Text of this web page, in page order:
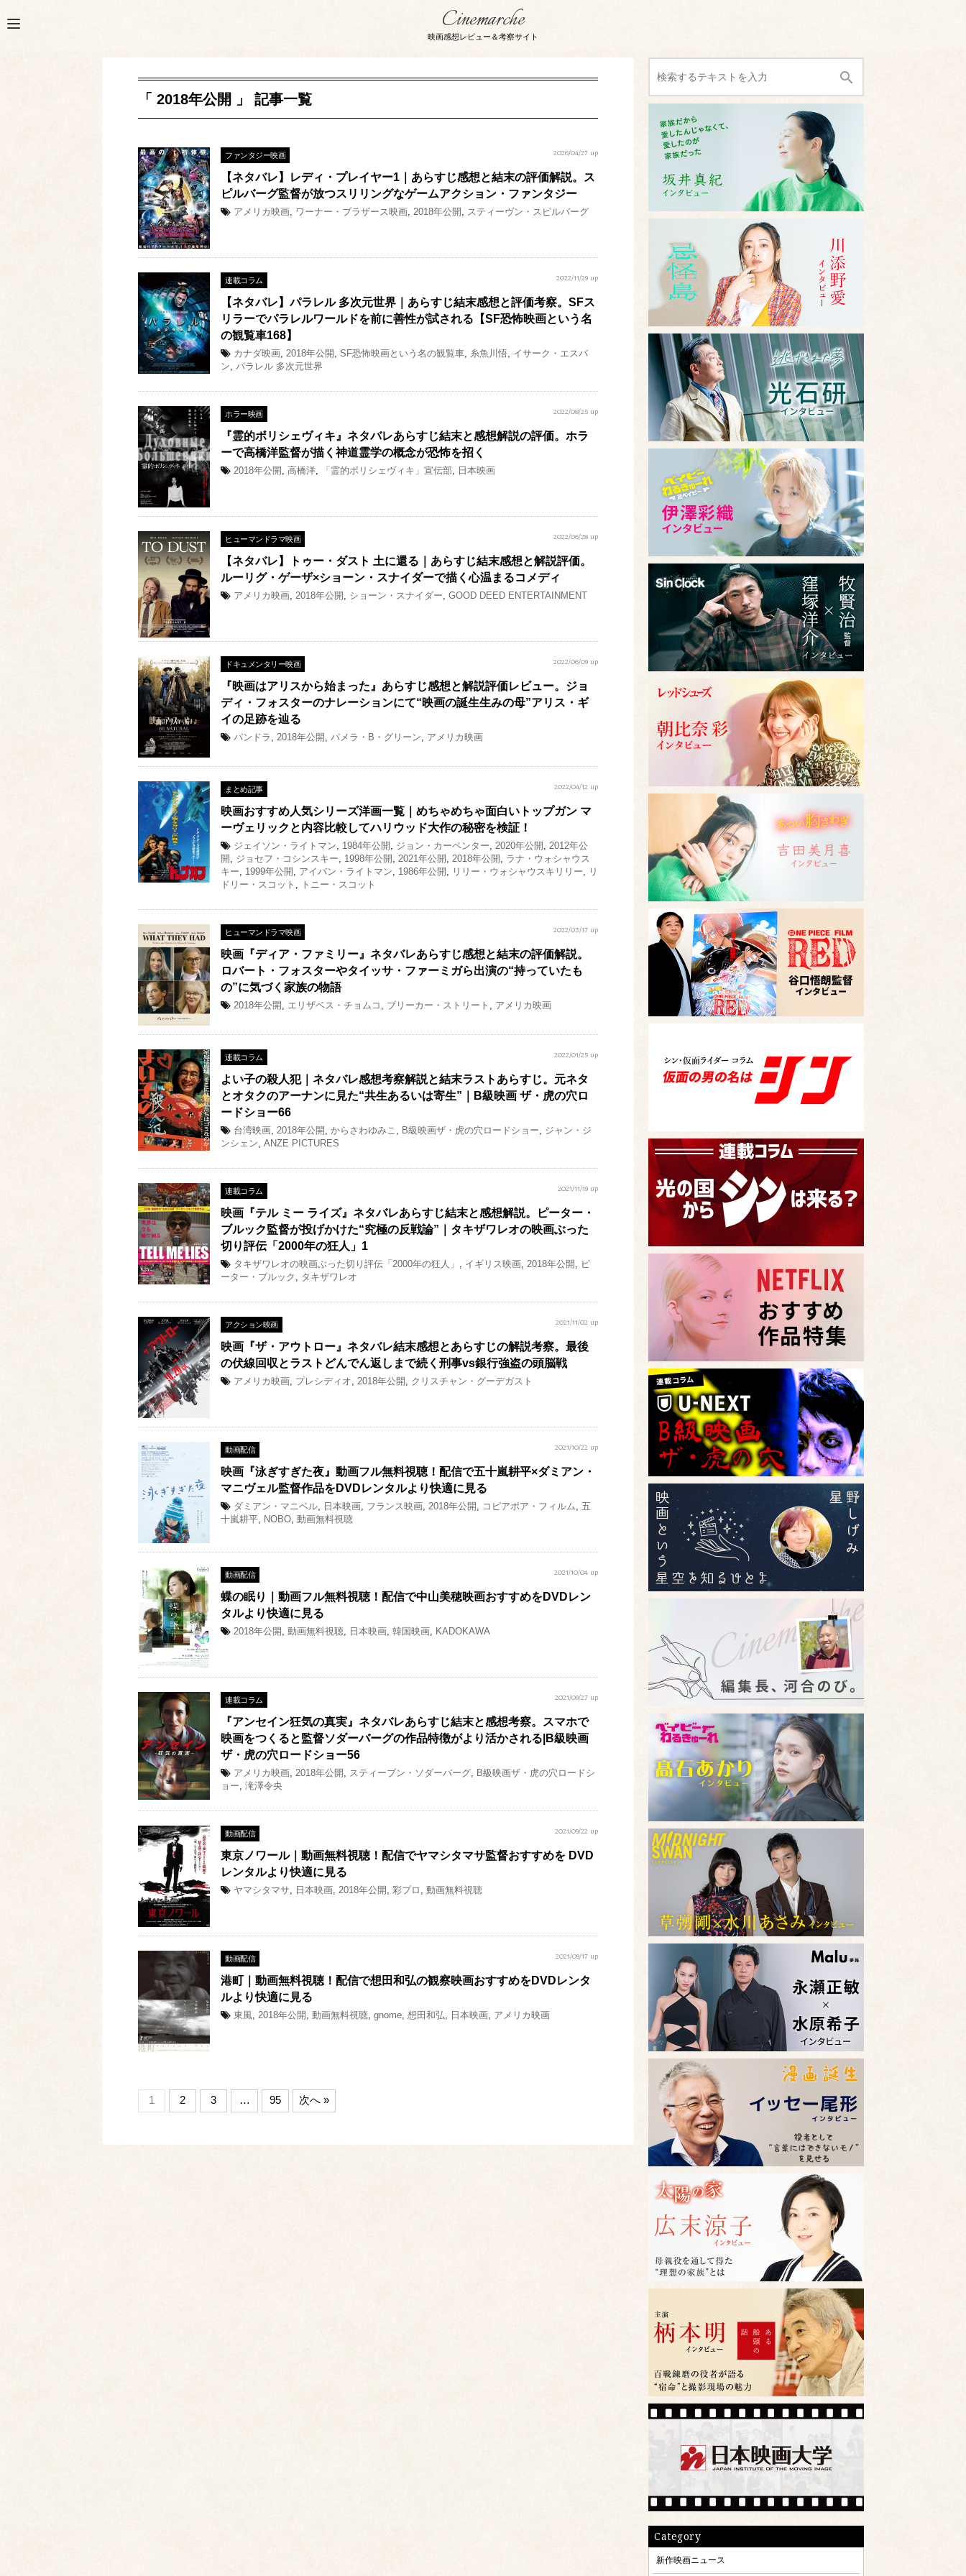
Cinemarche
映画感想レビュー＆考察サイト
「 2018年公開 」 記事一覧
ファンタジー映画 2026/04/27 up
【ネタバレ】レディ・プレイヤー1｜あらすじ感想と結末の評価解説。ス
ピルバーグ監督が放つスリリングなゲームアクション・ファンタジー
アメリカ映画, ワーナー・ブラザース映画, 2018年公開 , スティーヴン・スピルバーグ
連載コラム 2022/11/29 up
【ネタバレ】パラレル 多次元世界｜あらすじ結末感想と評価考察。SFス
リラーでパラレルワールドを前に善性が試される【SF恐怖映画という名
の観覧車168】
カナダ映画, 2018年公開 , SF恐怖映画という名の観覧車, 糸魚川悟, イサーク・エスバ
ン, パラレル 多次元世界
ホラー映画 2022/08/25 up
『霊的ボリシェヴィキ』ネタバレあらすじ結末と感想解説の評価。ホラ
ーで高橋洋監督が描く神道霊学の概念が恐怖を招く
2018年公開 , 高橋洋, 「霊的ボリシェヴィキ」宣伝部, 日本映画
ヒューマンドラマ映画 2022/06/28 up
【ネタバレ】トゥー・ダスト 土に還る｜あらすじ結末感想と解説評価。
ルーリグ・ゲーザ×ショーン・スナイダーで描く心温まるコメディ
アメリカ映画, 2018年公開 , ショーン・スナイダー, GOOD DEED ENTERTAINMENT
ドキュメンタリー映画 2022/06/09 up
『映画はアリスから始まった』あらすじ感想と解説評価レビュー。ジョ
ディ・フォスターのナレーションにて“映画の誕生生みの母”アリス・ギ
イの足跡を辿る
パンドラ , 2018年公開 , パメラ・B・グリーン, アメリカ映画
まとめ記事 2022/04/12 up
映画おすすめ人気シリーズ洋画一覧｜めちゃめちゃ面白いトップガン マ
ーヴェリックと内容比較してハリウッド大作の秘密を検証！
ジェイソン・ライトマン, 1984年公開 , ジョン・カーペンター, 2020年公開 , 2012年公
開 , ジョセフ・コシンスキー, 1998年公開 , 2021年公開 , 2018年公開 , ラナ・ウォシャウス
キー, 1999年公開 , アイバン・ライトマン, 1986年公開 , リリー・ウォシャウスキリリー, リ
ドリー・スコット , トニー・スコット
ヒューマンドラマ映画 2022/03/17 up
映画『ディア・ファミリー』ネタバレあらすじ感想と結末の評価解説。
ロバート・フォスターやタイッサ・ファーミガら出演の“持っていたも
の”に気づく家族の物語
2018年公開 , エリザベス・チョムコ , ブリーカー・ストリート , アメリカ映画
連載コラム 2022/01/25 up
よい子の殺人犯｜ネタバレ感想考察解説と結末ラストあらすじ。元ネタ
とオタクのアーナンに見た“共生あるいは寄生”｜B級映画 ザ・虎の穴ロ
ードショー66
台湾映画, 2018年公開 , からさわゆみこ , B級映画ザ・虎の穴ロードショー, ジャン・ジ
ンシェン, ANZE PICTURES
連載コラム 2021/11/19 up
映画『テル ミー ライズ』ネタバレあらすじ結末と感想解説。ピーター・
ブルック監督が投げかけた“究極の反戦論”｜タキザワレオの映画ぶった
切り評伝「2000年の狂人」1
タキザワレオの映画ぶった切り評伝「2000年の狂人」 , イギリス映画, 2018年公開 , ピ
ーター・ブルック , タキザワレオ
アクション映画 2021/11/02 up
映画『ザ・アウトロー』ネタバレ結末感想とあらすじの解説考察。最後
の伏線回収とラストどんでん返しまで続く刑事vs銀行強盗の頭脳戦
アメリカ映画, プレシディオ, 2018年公開 , クリスチャン・グーデガスト
動画配信 2021/10/22 up
映画『泳ぎすぎた夜』動画フル無料視聴！配信で五十嵐耕平×ダミアン・
マニヴェル監督作品をDVDレンタルより快適に見る
ダミアン・マニベル, 日本映画, フランス映画, 2018年公開 , コピアポア・フィルム, 五
十嵐耕平, NOBO, 動画無料視聴
動画配信 2021/10/04 up
蝶の眠り｜動画フル無料視聴！配信で中山美穂映画おすすめをDVDレン
タルより快適に見る
2018年公開 , 動画無料視聴, 日本映画, 韓国映画, KADOKAWA
連載コラム 2021/09/27 up
『アンセイン狂気の真実』ネタバレあらすじ結末と感想考察。スマホで
映画をつくると監督ソダーバーグの作品特徴がより活かされる|B級映画
ザ・虎の穴ロードショー56
アメリカ映画, 2018年公開 , スティーブン・ソダーバーグ, B級映画ザ・虎の穴ロードシ
ョー, 滝澤令央
動画配信 2021/09/22 up
東京ノワール｜動画無料視聴！配信でヤマシタマサ監督おすすめを DVD
レンタルより快適に見る
ヤマシタマサ, 日本映画, 2018年公開 , 彩プロ , 動画無料視聴
動画配信 2021/09/17 up
港町｜動画無料視聴！配信で想田和弘の観察映画おすすめをDVDレンタ
ルより快適に見る
東風, 2018年公開 , 動画無料視聴, gnome, 想田和弘, 日本映画, アメリカ映画
1 2 3 … 95 次へ »
Category
新作映画ニュース